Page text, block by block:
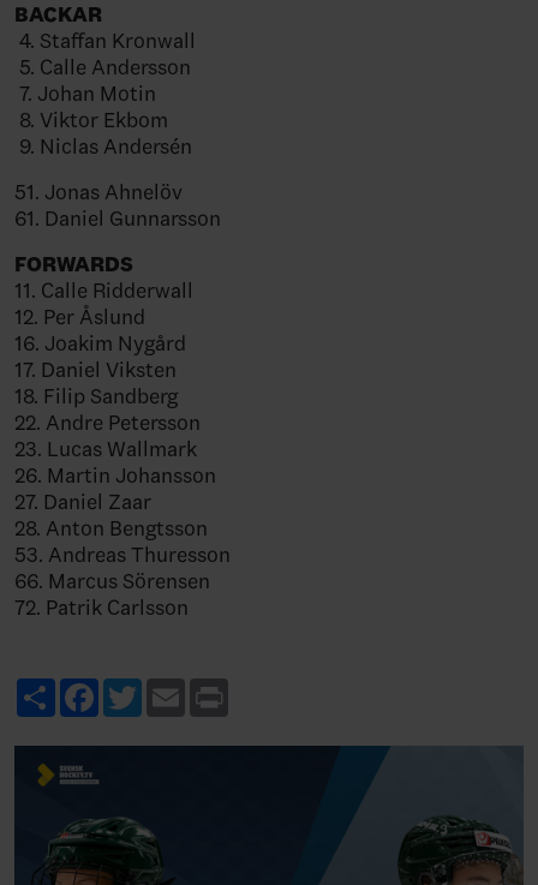
BACKAR
4. Staffan Kronwall
5. Calle Andersson
7. Johan Motin
8. Viktor Ekbom
9. Niclas Andersén
51. Jonas Ahnelöv
61. Daniel Gunnarsson
FORWARDS
11. Calle Ridderwall
12. Per Åslund
16. Joakim Nygård
17. Daniel Viksten
18. Filip Sandberg
22. Andre Petersson
23. Lucas Wallmark
26. Martin Johansson
27. Daniel Zaar
28. Anton Bengtsson
53. Andreas Thuresson
66. Marcus Sörensen
72. Patrik Carlsson
ShareFacebook
TwitterEmail